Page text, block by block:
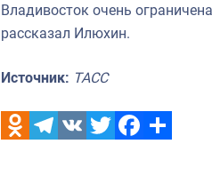
Владивосток очень
рассказал Илюхин.
Источник: ТАСС